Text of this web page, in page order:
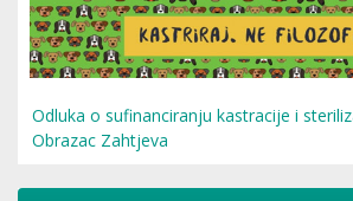
Odluka o sufinanciranju kastracije i
Obrazac Zahtjeva